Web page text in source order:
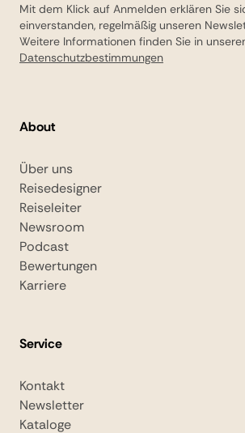
Mit dem Klick auf Anmelden erklären Sie
einverstanden, regelmäßig unseren
Weitere Informationen finden Sie in
Datenschutzbestimmungen
About
Über uns
Reisedesigner
Reiseleiter
Newsroom
Podcast
Bewertungen
Karriere
Service
Kontakt
Newsletter
Kataloge